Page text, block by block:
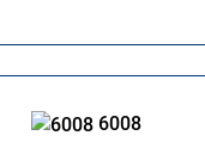
6008